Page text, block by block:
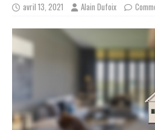
avril 13, 2021 Alain Dufoix